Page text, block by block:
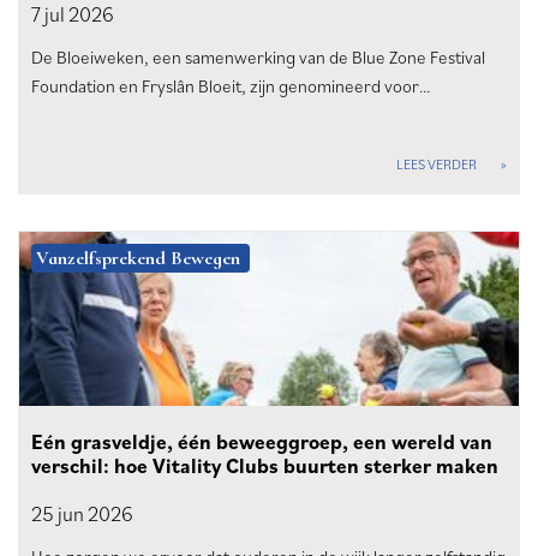
7 jul 2026
De Bloeiweken, een samenwerking van de Blue Zone Festival
Foundation en Fryslân Bloeit, zijn genomineerd voor…
LEES VERDER
Vanzelfsprekend Bewegen
Eén grasveldje, één beweeggroep, een wereld van
verschil: hoe Vitality Clubs buurten sterker maken
25 jun 2026